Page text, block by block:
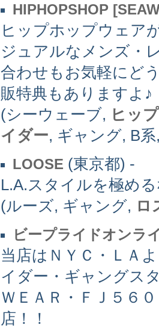
HIPHOPSHOP
ヒップホップウェア
ジュアルなメンズ・
合わせもお気軽にど
販特典もありますよ♪
(シーウェーブ, ヒッ
イダー, ギャング, B
LOOSE (東京都) -
L.A.スタイルを極め
(ルーズ, ギャング, ロ
ビープライドオンラ
当店はＮＹＣ・ＬＡ
イダー・ギャングス
ＷＥＡＲ・ＦＪ５６
店！！